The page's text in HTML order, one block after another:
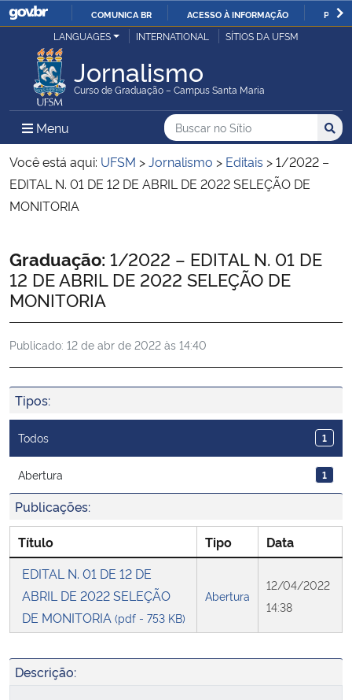
IR
O
COMUNICA BR ACESSO À INFORMAÇÃO
Ministério da Justiça e Segurança Pública
Ministério da Defesa
Ministério das Relações Exteriores
Ministério da Economia
Ministério da Agricultura, Pecuária e Abastecimento
Ministério da Educação
Ministério da Cidadania
Ministério da Saúde
Ministério da Ciência, Tecnologia, Inovações e Comunicações
Ministério do Turismo
Ministério do Desenvolvimento Regional
Controladoria-Geral da União
LANGUAGES INTERNATIONAL SÍTIOS DA UFSM
Jornalismo
Curso de Graduação – Campus Santa Maria
Menu Menu Principal do Sítio
Busca
Buscar no no Sítio
Busca:
Você está aqui: UFSM >Jornalismo > Editais >1/2022 –
EDITAL N. 01 DE 12 DE ABRIL DE 2022 SELEÇÃO DE
MONITORIA
Início do conteúdo
Graduação: 1/2022 – EDITAL N. 01 DE
12 DE ABRIL DE 2022 SELEÇÃO DE
MONITORIA
Publicado: 12 de abr de 2022 às 14:40
Tipos:
Todos 1
Abertura 1
Publicações:
Título Tipo
Data
EDITAL N. 01 DE 12 DE
ABRIL DE 2022 SELEÇÃO
DE MONITORIA (pdf - 753 KB)
Abertura
12/04/2022
14:38
Descrição: